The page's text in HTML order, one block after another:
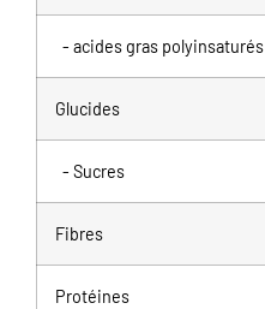
- acides gras polyinsaturés
Glucides
- Sucres
Fibres
Protéines